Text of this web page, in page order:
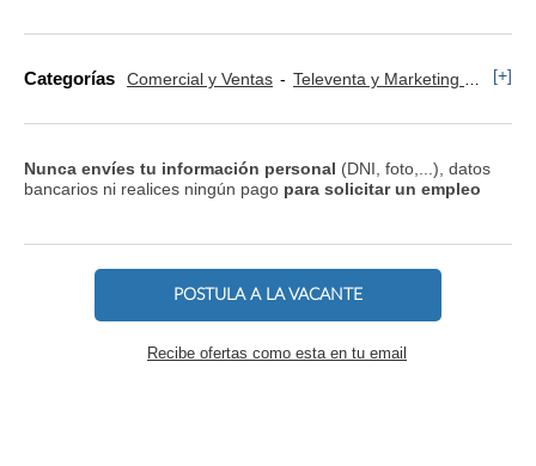
Categorías Comercial y Ventas Televenta y Marketing Telefónico [+]
Nunca envíes tu información personal (DNI, foto,...), datos
bancarios ni realices ningún pago para solicitar un empleo
POSTULA A LA VACANTE
Recibe ofertas como esta en tu email